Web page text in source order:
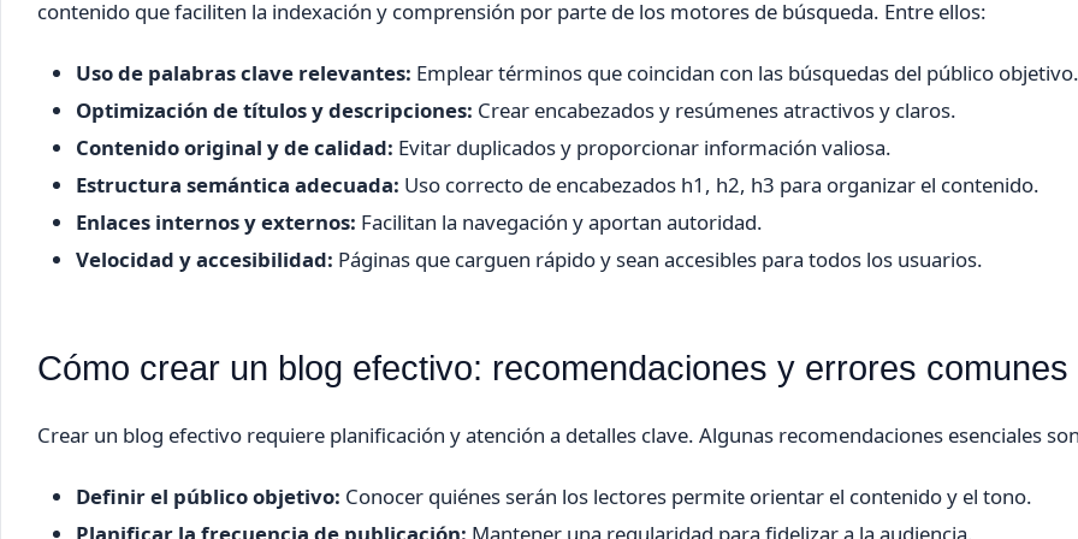
contenido que faciliten la indexación y comprensión por parte de los motores de búsqueda. Entre ellos:
Uso de palabras clave relevantes: Emplear términos que coincidan con las búsquedas del público objetivo.
Optimización de títulos y descripciones: Crear encabezados y resúmenes atractivos y claros.
Contenido original y de calidad: Evitar duplicados y proporcionar información valiosa.
Estructura semántica adecuada: Uso correcto de encabezados h1, h2, h3 para organizar el contenido.
Enlaces internos y externos: Facilitan la navegación y aportan autoridad.
Velocidad y accesibilidad: Páginas que carguen rápido y sean accesibles para todos los usuarios.
Cómo crear un blog efectivo: recomendaciones y errores comunes
Crear un blog efectivo requiere planificación y atención a detalles clave. Algunas recomendaciones esenciales
Definir el público objetivo: Conocer quiénes serán los lectores permite orientar el contenido y el tono.